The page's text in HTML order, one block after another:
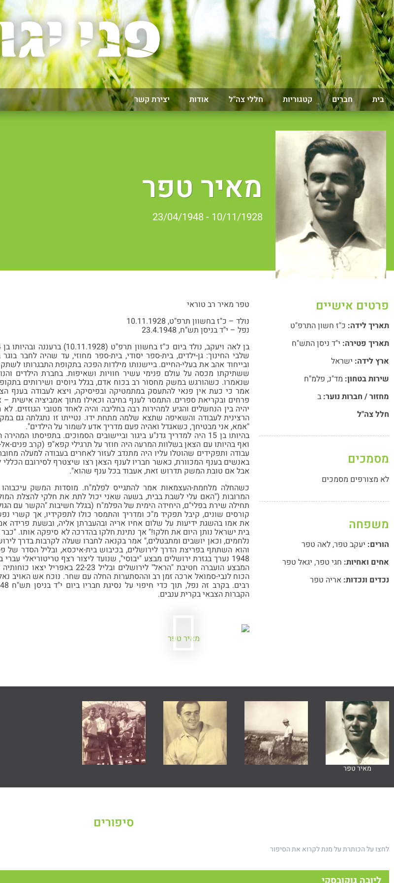
בית חברים קטגוריות חללי צה"ל אודות יצירת קשר
מאיר טפר
10/11/1928 - 23/04/1948
פרטים אישיים
תאריך לידה: כ"ז חשון התרפ"ט
תאריך פטירה: י"ד ניסן התש"ח
ארץ לידה: ישראל
שירות בטחון: מד"נ, פלמ"ח
מחזור / חברות נוער: ב
חלל צה"ל
מסמכים
לא מצורפים מסמכים
משפחה
הורים: יעקב טפר,לאה טפר
אחים ואחיות: חגי טפר, יגאל טפר
נכדים ונכדות: אריה טפר
טפר מאיר רב טוראי
נולד – כ"ז בחשוון תרפ"ט, 10.11.1928
נפל – י"ד בניסן תש"ח, 23.4.1948
שלבי החינוך: גן-ילדים, בית-ספר יסודי, בית-ספר מחוזי, עד שהיה לחבר
ובייחוד אהב את בעלי-החיים. ביישנותו מילדות הפכה בתקופת התבגרותו
ששתיקתו מכסה על עולם פנימי עשיר חוויות ושאיפות. בחברת הילדים
שנאמרו. כשהורגש במשק מחסור רב בכוח אדם, בגלל גיוסים ושירותים
אמר כי כעת אין פנאי להתעסק במתמטיקה ובפיסיקה, ויצא לעבודה בענף
פרחים ובקריאת ספרים. התמסר לענף בחיבה וכאילו מתוך אמביציה אישית
יהיה בין הנחשלים והגיע למהירות רבה בחליבה והיה לאחד מטובי
הרצינית לעבודה והשאיפה שתצא שלמה מתחת ידו. נטייתו זו נתגלתה גם
"אמא, אני מבטיחך, כשאגדל ואהיה פעם מדריך אדע לשמור על הילדים".
בהיותו בן 15 היה למדריך גדנ"ע ביגור וביישובים הסמוכים. בתפיסתו
ואף בהיותו עם הצאן בשלוות המרעה היה חוזר על תרגילי קפא"פ (קרב פנים-
עבודה ותפקידים שהוטלו עליו היה מתנדב לעזור לאחרים בעבודה למעלה
באנשים בענף המכוורת, כאשר חבריו לענף הצאן רצו שיצטרף לסירובם
אבל אם טובת המשק תדרוש זאת, אעבוד בכל ענף שהוא".
כשהחלה מלחמת-העצמאות אמר להתגייס לפלמ"ח. מוסדות המשק עיכבוהו
המרובות ("האם עלי לשבת בבית, בשעה שאני יכול לתת את חלקי להצלת
תחילה שירת בפלי"ם, היחידה הימית של הפלמ"ח (בגלל חשיבות "הקשר עם
קורסים שונים, קיבל תפקיד מ"כ ומדריך והתמסר כולו לתפקידיו, אך קשרי
את אמו בהשגת ידיעות על שלום אחיו אריה ובהעברתן אליה, ובשעת
בית ישראל נותן היום את חלקו!" אך נתינת חלקו בהדרכה לא סיפקה אותו.
נלחמים, וכאן יושבים ומתבטלים," אמר בקנאה לחברו שעלה לקרבות בדרך
והוא השתתף בפריצת הדרך לירושלים, בכיבוש בית-איכסא, ובליל הסדר
1948 נערך בגזרת ירושלים מבצע "יבוסי", שנועד ליצור רצף טריטוריאלי
המבצע הועברה חטיבת "הראל"
הכוח לנבי-סמואל ארכה זמן רב וההסתערות החלה עם שחר. נוכח אש האויב
הקברות הצבאי בקרית ענבים.
מאיר טפר
מאיר טפר
סיפורים
לחצו על הכותרת על מנת לקרוא את הסיפור